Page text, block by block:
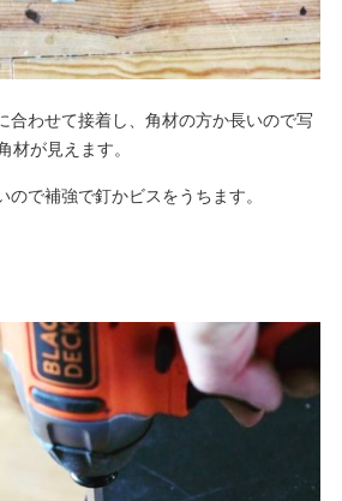
合わせて接着し、角材の方か長いので写
材が見えます。
で補強で釘かビスをうちます。